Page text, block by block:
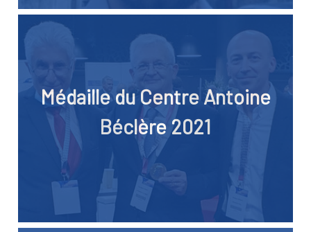
Médaille du Centre Antoine
Béclère 2021